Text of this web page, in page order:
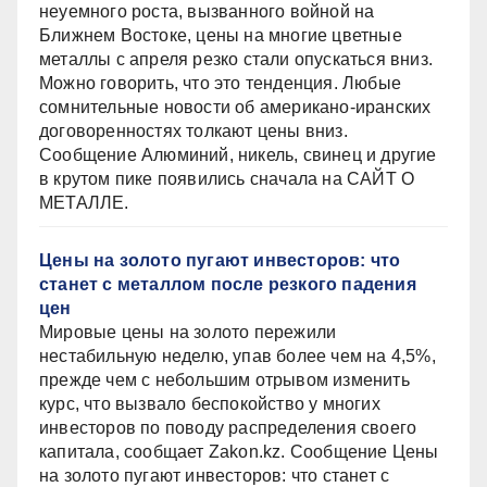
неуемного роста, вызванного войной на
Ближнем Востоке, цены на многие цветные
металлы с апреля резко стали опускаться вниз.
Можно говорить, что это тенденция. Любые
сомнительные новости об американо-иранских
договоренностях толкают цены вниз.
Сообщение Алюминий, никель, свинец и другие
в крутом пике появились сначала на САЙТ О
МЕТАЛЛЕ.
Цены на золото пугают инвесторов: что
станет с металлом после резкого падения
цен
Мировые цены на золото пережили
нестабильную неделю, упав более чем на 4,5%,
прежде чем с небольшим отрывом изменить
курс, что вызвало беспокойство у многих
инвесторов по поводу распределения своего
капитала, сообщает Zakon.kz. Сообщение Цены
на золото пугают инвесторов: что станет с